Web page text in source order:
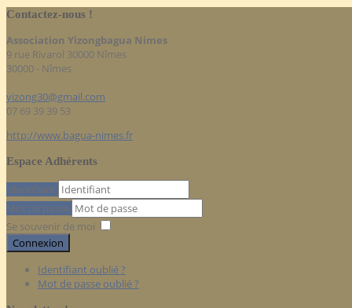
Contactez-nous !
Association Yizongbagua Nimes
9 rue Rivarol 30000 Nîmes
30000 - Nîmes
yizong30@gmail.com
07 69 39 39 53
http://www.bagua-nimes.fr
Espace Adhérents
Identifiant
Mot de passe
Se souvenir de moi
Connexion
Identifiant oublié ?
Mot de passe oublié ?